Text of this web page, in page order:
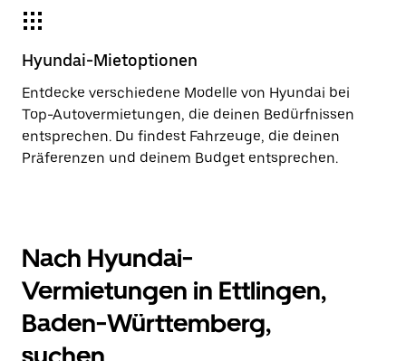
Hyundai-Mietoptionen
Entdecke verschiedene Modelle von Hyundai bei
Top-Autovermietungen, die deinen Bedürfnissen
entsprechen. Du findest Fahrzeuge, die deinen
Präferenzen und deinem Budget entsprechen.
Nach Hyundai-
Vermietungen in Ettlingen,
Baden-Württemberg,